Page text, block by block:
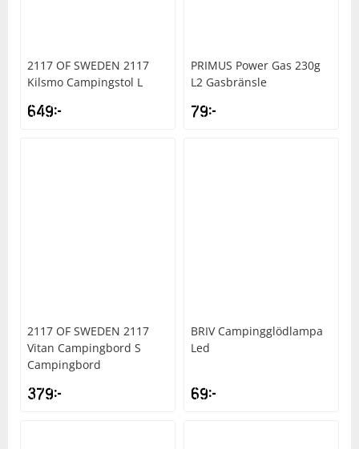
2117 OF SWEDEN 2117
Kilsmo Campingstol L
649kr
PRIMUS Power Gas 230g
L2 Gasbränsle
79kr
2117 OF SWEDEN 2117
Vitan Campingbord S
Campingbord
379kr
BRIV Campingglödlampa
Led
69kr